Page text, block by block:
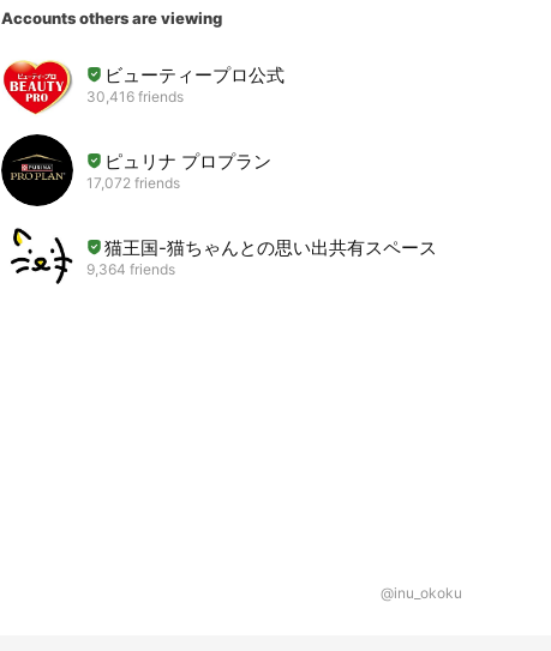
Accounts others are viewing
ビューティープロ公式
30,416 friends
ピュリナ プロプラン
17,072 friends
猫王国-猫ちゃんとの思い出共有スペース
9,364 friends
@inu_okoku